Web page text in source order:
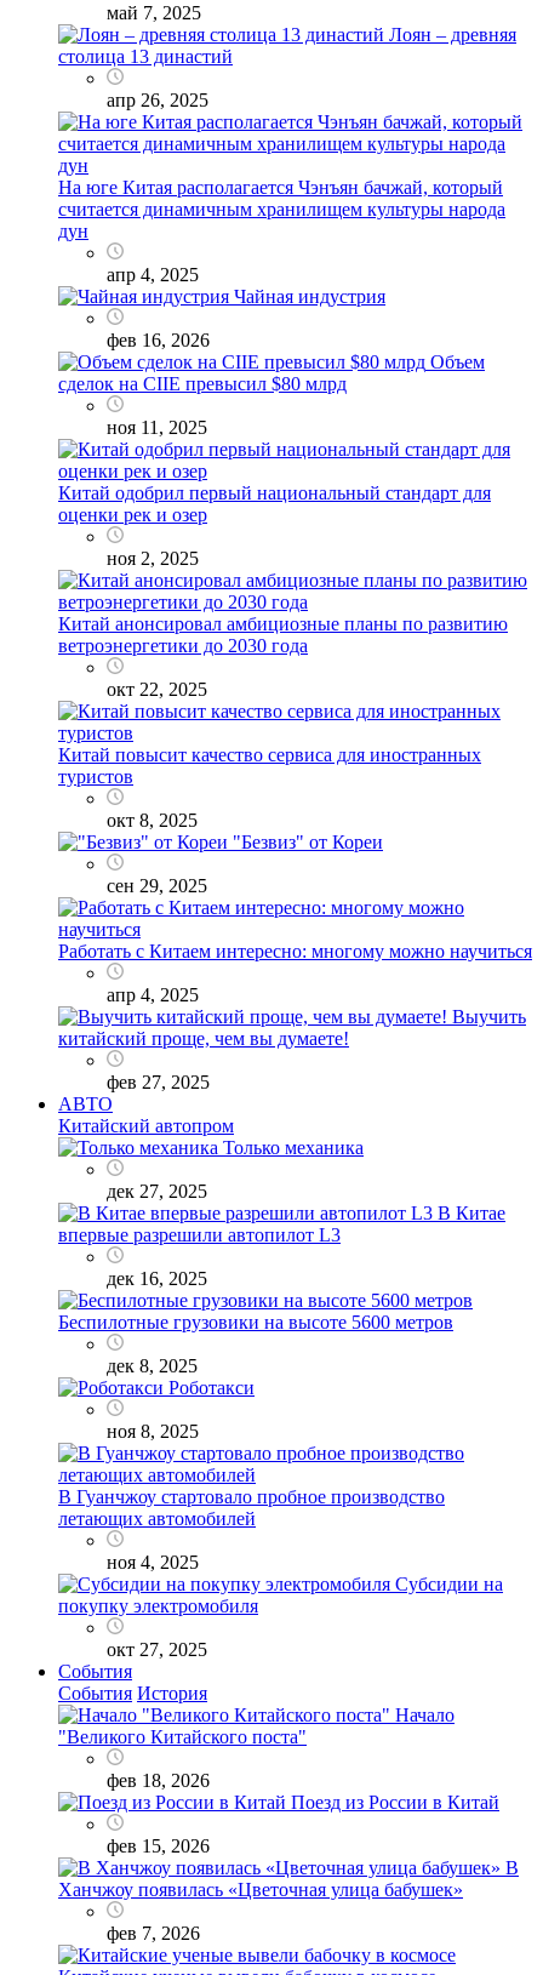
май 7, 2025
Лоян – древняя
столица 13 династий
апр 26, 2025
На юге Китая располагается Чэнъян бачжай, который
считается динамичным хранилищем культуры народа
дун
апр 4, 2025
Чайная индустрия
фев 16, 2026
Объем
сделок на CIIE превысил $80 млрд
ноя 11, 2025
Китай одобрил первый национальный стандарт для
оценки рек и озер
ноя 2, 2025
Китай анонсировал амбициозные планы по развитию
ветроэнергетики до 2030 года
окт 22, 2025
Китай повысит качество сервиса для иностранных
туристов
окт 8, 2025
"Безвиз" от Кореи
сен 29, 2025
Работать с Китаем интересно: многому можно научиться
апр 4, 2025
Выучить
китайский проще, чем вы думаете!
фев 27, 2025
АВТО
Китайский автопром
Только механика
дек 27, 2025
В Китае
впервые разрешили автопилот L3
дек 16, 2025
Беспилотные грузовики на высоте 5600 метров
дек 8, 2025
Роботакси
ноя 8, 2025
В Гуанчжоу стартовало пробное производство
летающих автомобилей
ноя 4, 2025
Субсидии на
покупку электромобиля
окт 27, 2025
События
События История
Начало
"Великого Китайского поста"
фев 18, 2026
Поезд из России в Китай
фев 15, 2026
В
Ханчжоу появилась «Цветочная улица бабушек»
фев 7, 2026